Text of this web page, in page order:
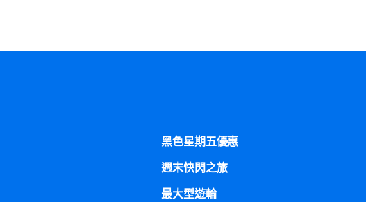
黑色星期五優惠
週末快閃之旅
最大型遊輪